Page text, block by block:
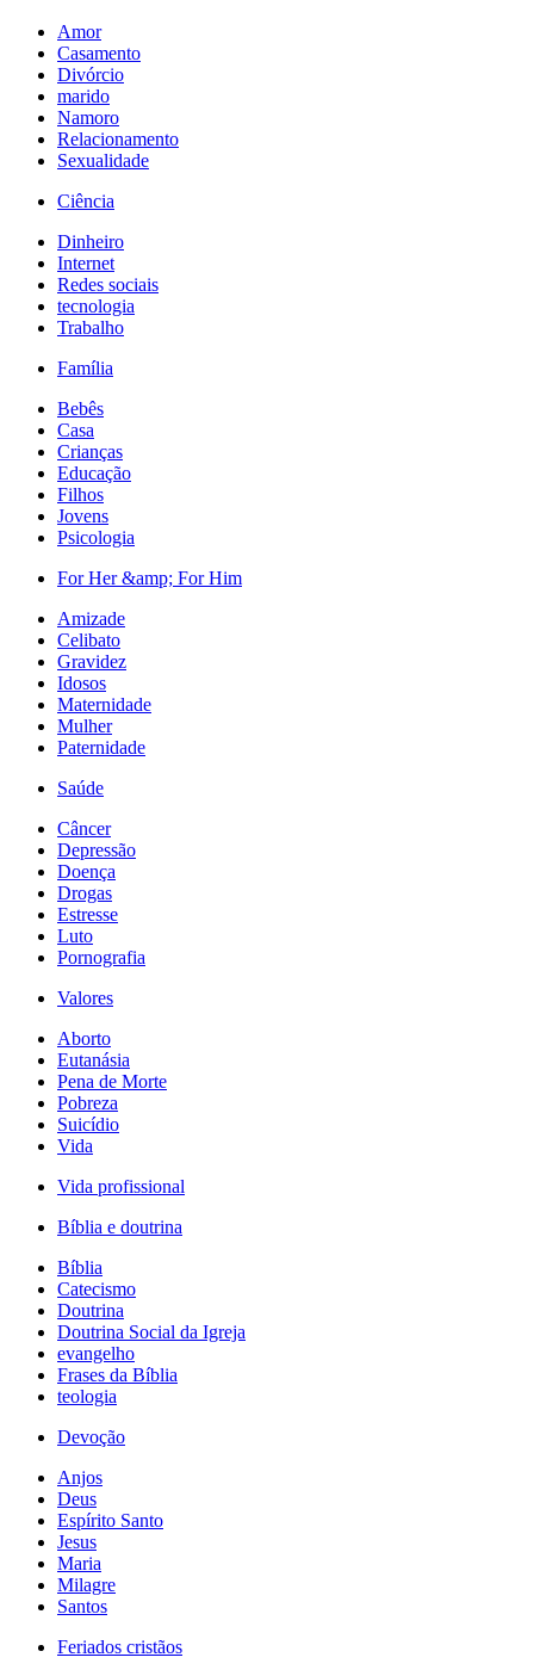
Amor
Casamento
Divórcio
marido
Namoro
Relacionamento
Sexualidade
Ciência
Dinheiro
Internet
Redes sociais
tecnologia
Trabalho
Família
Bebês
Casa
Crianças
Educação
Filhos
Jovens
Psicologia
For Her &amp; For Him
Amizade
Celibato
Gravidez
Idosos
Maternidade
Mulher
Paternidade
Saúde
Câncer
Depressão
Doença
Drogas
Estresse
Luto
Pornografia
Valores
Aborto
Eutanásia
Pena de Morte
Pobreza
Suicídio
Vida
Vida profissional
Bíblia e doutrina
Bíblia
Catecismo
Doutrina
Doutrina Social da Igreja
evangelho
Frases da Bíblia
teologia
Devoção
Anjos
Deus
Espírito Santo
Jesus
Maria
Milagre
Santos
Feriados cristãos